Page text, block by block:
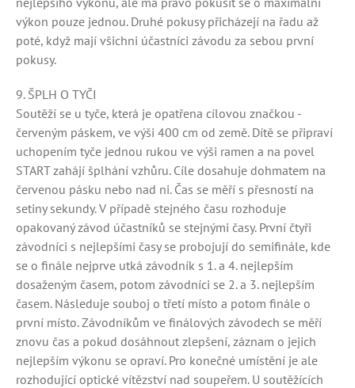
výkon pouze jednou. Druhé pokusy přicházejí na řadu až
poté, když mají všichni účastníci závodu za sebou první
pokusy.
9. ŠPLH O TYČI
Soutěží se u tyče, která je opatřena cílovou značkou -
červeným páskem, ve výši 400 cm od země. Dítě se připraví
uchopením tyče jednou rukou ve výši ramen a na povel
START zahájí šplhání vzhůru. Cíle dosahuje dohmatem na
červenou pásku nebo nad ni. Čas se měří s přesností na
setiny sekundy. V případě stejného času rozhoduje
opakovaný závod účastníků se stejnými časy. První čtyři
závodníci s nejlepšími časy se probojují do semifinále, kde
se o finále nejprve utká závodník s 1. a 4. nejlepším
dosaženým časem, potom závodníci se 2. a 3. nejlepším
časem. Následuje souboj o třetí místo a potom finále o
první místo. Závodníkům ve finálových závodech se měří
znovu čas a pokud dosáhnout zlepšení, záznam o jejich
nejlepším výkonu se opraví. Pro konečné umístění je ale
rozhodující optické vítězství nad soupeřem. U soutěžících